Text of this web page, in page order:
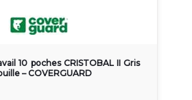
10 poches CRISTOBAL II Gris
– COVERGUARD